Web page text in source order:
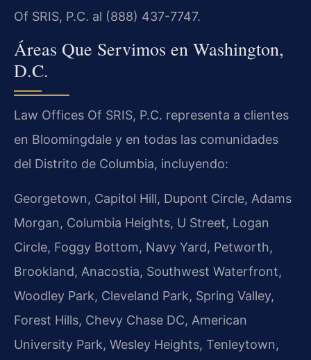
Of SRIS, P.C. al (888) 437-7747.
Áreas Que Servimos en Washington,
D.C.
Law Offices Of SRIS, P.C. representa a clientes
en Bloomingdale y en todas las comunidades
del Distrito de Columbia, incluyendo:
Georgetown, Capitol Hill, Dupont Circle, Adams
Morgan, Columbia Heights, U Street, Logan
Circle, Foggy Bottom, Navy Yard, Petworth,
Brookland, Anacostia, Southwest Waterfront,
Woodley Park, Cleveland Park, Spring Valley,
Forest Hills, Chevy Chase DC, American
University Park, Wesley Heights, Tenleytown,